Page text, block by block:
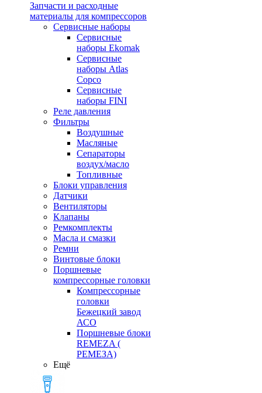
Запчасти и расходные
материалы для компрессоров
Cервисные наборы
Сервисные
наборы Ekomak
Cервисные
наборы Atlas
Copco
Сервисные
наборы FINI
Реле давления
Фильтры
Воздушные
Масляные
Сепараторы
воздух/масло
Топливные
Блоки управления
Датчики
Вентиляторы
Клапаны
Ремкомплекты
Масла и смазки
Ремни
Винтовые блоки
Поршневые
компрессорные головки
Компрессорные
головки
Бежецкий завод
АСО
Поршневые блоки
REMEZA (
РЕМЕЗА)
Ещё